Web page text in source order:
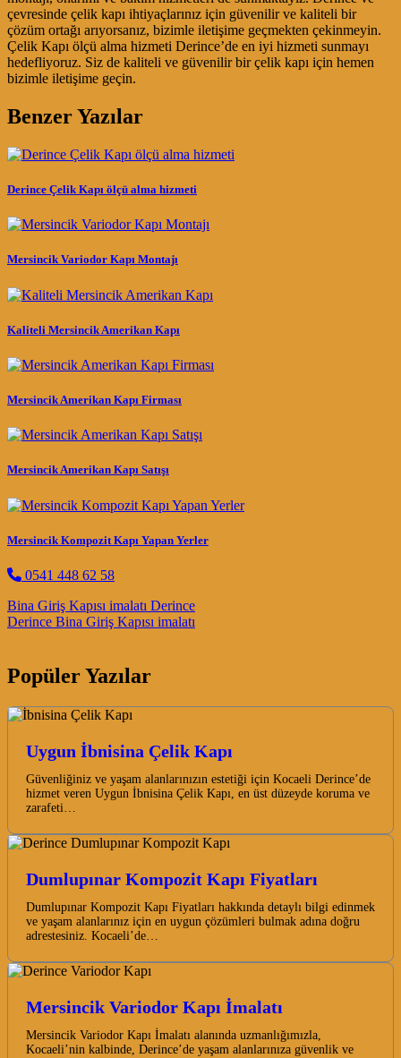
çevresinde çelik kapı ihtiyaçlarınız için güvenilir ve kaliteli bir
çözüm ortağı arıyorsanız, bizimle iletişime geçmekten çekinmeyin.
Çelik Kapı ölçü alma hizmeti Derince’de en iyi hizmeti sunmayı
hedefliyoruz. Siz de kaliteli ve güvenilir bir çelik kapı için hemen
bizimle iletişime geçin.
Benzer Yazılar
Derince Çelik Kapı ölçü alma hizmeti
Mersincik Variodor Kapı Montajı
Kaliteli Mersincik Amerikan Kapı
Mersincik Amerikan Kapı Firması
Mersincik Amerikan Kapı Satışı
Mersincik Kompozit Kapı Yapan Yerler
0541 448 62 58
Post navigation
Bina Giriş Kapısı imalatı Derince
Derince Bina Giriş Kapısı imalatı
Popüler Yazılar
Uygun İbnisina Çelik Kapı
Güvenliğiniz ve yaşam alanlarınızın estetiği için Kocaeli Derince’de
hizmet veren Uygun İbnisina Çelik Kapı, en üst düzeyde koruma ve
zarafeti…
Dumlupınar Kompozit Kapı Fiyatları
Dumlupınar Kompozit Kapı Fiyatları hakkında detaylı bilgi edinmek
ve yaşam alanlarınız için en uygun çözümleri bulmak adına doğru
adrestesiniz. Kocaeli’de…
Mersincik Variodor Kapı İmalatı
Mersincik Variodor Kapı İmalatı alanında uzmanlığımızla,
Kocaeli’nin kalbinde, Derince’de yaşam alanlarınıza güvenlik ve